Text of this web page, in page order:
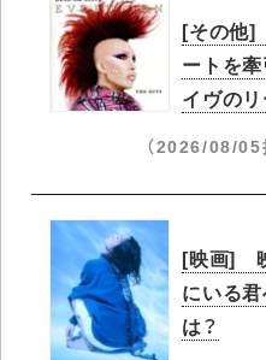
[その他]
ートを牽
イヴの
（2026/08/05
[映画]
にいる
は？